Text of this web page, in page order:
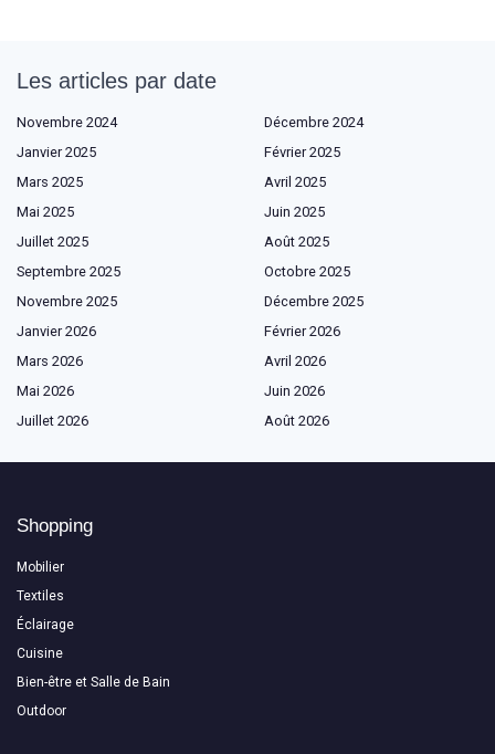
Les articles par date
Novembre 2024
Décembre 2024
Janvier 2025
Février 2025
Mars 2025
Avril 2025
Mai 2025
Juin 2025
Juillet 2025
Août 2025
Septembre 2025
Octobre 2025
Novembre 2025
Décembre 2025
Janvier 2026
Février 2026
Mars 2026
Avril 2026
Mai 2026
Juin 2026
Juillet 2026
Août 2026
Shopping
Mobilier
Textiles
Éclairage
Cuisine
Bien-être et Salle de Bain
Outdoor